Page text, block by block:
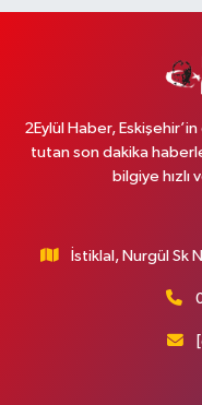
2Eylül Haber,
tutan son dakika
bilgiye hızlı
İstiklal, Nurgül Sk